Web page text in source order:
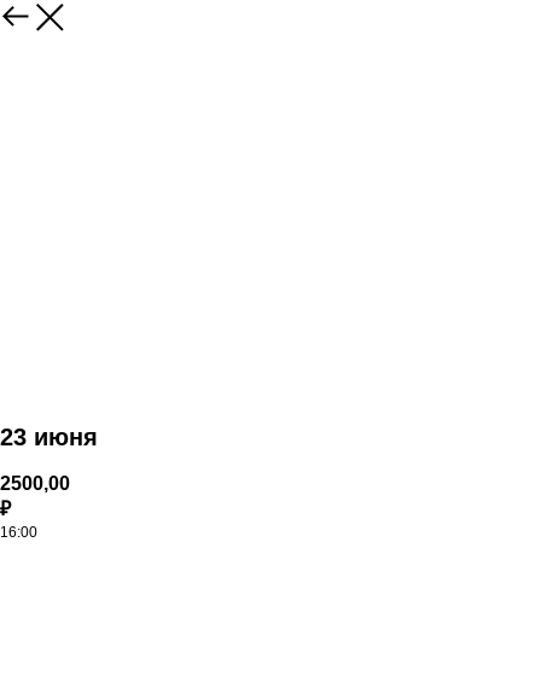
23 июня
2500,00
₽
16:00